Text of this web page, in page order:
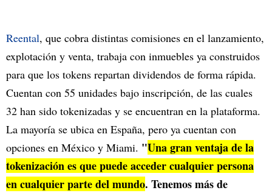
Reental, que cobra distintas comisiones en el lanzamiento,
explotación y venta, trabaja con inmuebles ya construidos
para que los tokens repartan dividendos de forma rápida.
Cuentan con 55 unidades bajo inscripción, de las cuales
32 han sido tokenizadas y se encuentran en la plataforma.
La mayoría se ubica en España, pero ya cuentan con
opciones en México y Miami. "Una gran ventaja de la
tokenización es que puede acceder cualquier persona
en cualquier parte del mundo. Tenemos más de